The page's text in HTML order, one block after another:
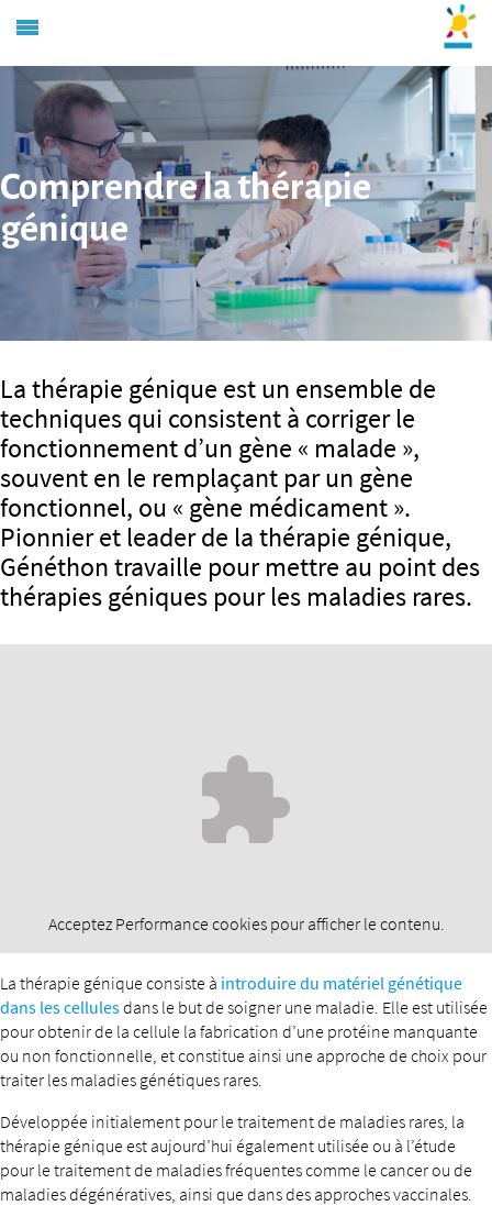
Comprendre la thérapie
génique
La thérapie génique est un ensemble de
techniques qui consistent à corriger le
fonctionnement d’un gène « malade »,
souvent en le remplaçant par un gène
fonctionnel, ou « gène médicament ».
Pionnier et leader de la thérapie génique,
Généthon travaille pour mettre au point des
thérapies géniques pour les maladies rares.
Acceptez Performancecookies pour afficher le contenu.
La thérapie génique consiste à introduire du matériel génétique
dans les cellulesdans le but de soigner une maladie. Elle est utilisée
pour obtenir de la cellule la fabrication d’une protéine manquante
ou non fonctionnelle, et constitue ainsi une approche de choix pour
traiter les maladies génétiques rares.
Développée initialement pour le traitement de maladies rares, la
thérapie génique est aujourd’hui également utilisée ou à l’étude
pour le traitement de maladies fréquentes comme le cancer ou de
maladies dégénératives, ainsi que dans des approches vaccinales.